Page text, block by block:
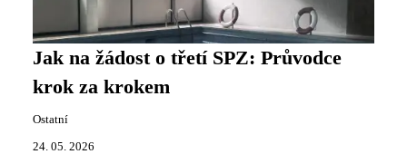
Jak na žádost o třetí SPZ: Průvodce
krok za krokem
Ostatní
24. 05. 2026